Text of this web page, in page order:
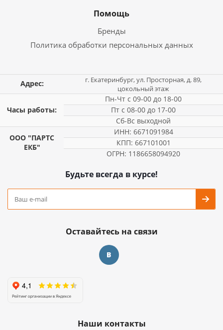
Помощь
Бренды
Политика обработки персональных данных
Адрес:
г. Екатеринбург, ул. Просторная, д. 89,
цокольный этаж
Часы работы:
Пн-Чт с 09-00 до 18-00
Пт с 08-00 до 17-00
Сб-Вс выходной
ООО "ПАРТС
ЕКБ"
ИНН: 6671091984
КПП: 667101001
ОГРН: 1186658094920
Будьте всегда в курсе!
Оставайтесь на связи
Наши контакты